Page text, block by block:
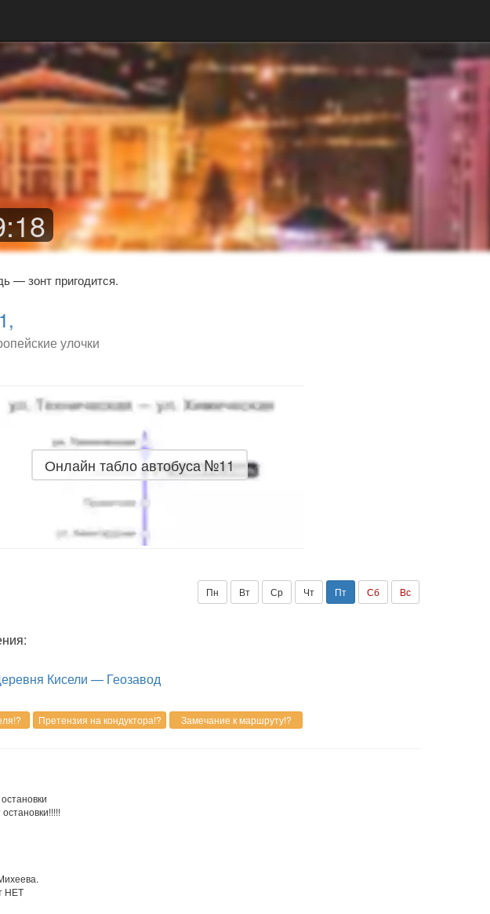
:18
— зонт пригодится.
улочки
Онлайн табло автобуса №11
Пн Вт Ср Чт Пт Сб Вс
Кисели — Геозавод
НЕТ